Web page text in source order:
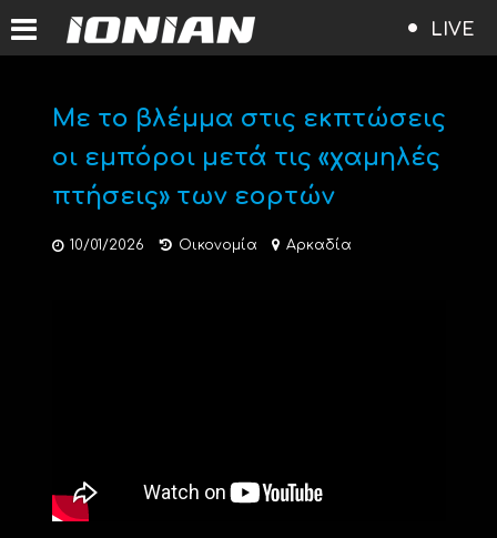
LIVE
Με το βλέμμα στις εκπτώσεις
οι εμπόροι μετά τις «χαμηλές
πτήσεις» των εορτών
10/01/2026 Οικονομία Αρκαδία